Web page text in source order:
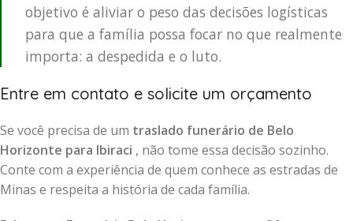
objetivo é aliviar o peso das decisões logísticas
para que a família possa focar no que realmente
importa: a despedida e o luto.
Entre em contato e solicite um orçamento
Se você precisa de um traslado funerário de Belo
Horizonte para Ibiraci , não tome essa decisão sozinho.
Conte com a experiência de quem conhece as estradas de
Minas e respeita a história de cada família.